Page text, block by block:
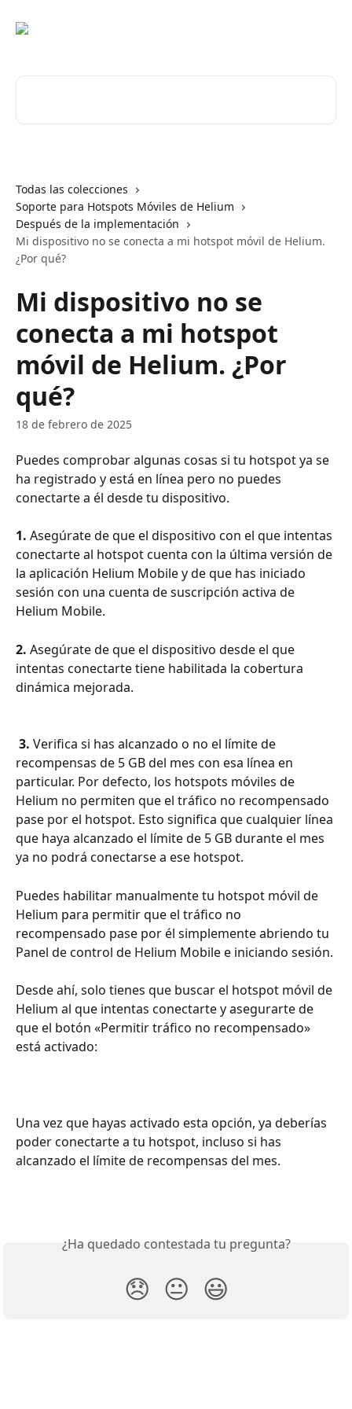
Todas las colecciones
Soporte para Hotspots Móviles de Helium
Después de la implementación
Mi dispositivo no se conecta a mi hotspot móvil de Helium.
¿Por qué?
Mi dispositivo no se
conecta a mi hotspot
móvil de Helium. ¿Por
qué?
18 de febrero de 2025
Puedes comprobar algunas cosas si tu hotspot ya se
ha registrado y está en línea pero no puedes
conectarte a él desde tu dispositivo.
1. Asegúrate de que el dispositivo con el que intentas
conectarte al hotspot cuenta con la última versión de
la aplicación Helium Mobile y de que has iniciado
sesión con una cuenta de suscripción activa de
Helium Mobile.
2. Asegúrate de que el dispositivo desde el que
intentas conectarte tiene habilitada la cobertura
dinámica mejorada.
3. Verifica si has alcanzado o no el límite de
recompensas de 5 GB del mes con esa línea en
particular. Por defecto, los hotspots móviles de
Helium no permiten que el tráfico no recompensado
pase por el hotspot. Esto significa que cualquier línea
que haya alcanzado el límite de 5 GB durante el mes
ya no podrá conectarse a ese hotspot.
Puedes habilitar manualmente tu hotspot móvil de
Helium para permitir que el tráfico no
recompensado pase por él simplemente abriendo tu
Panel de control de Helium Mobile e iniciando sesión.
Desde ahí, solo tienes que buscar el hotspot móvil de
Helium al que intentas conectarte y asegurarte de
que el botón «Permitir tráfico no recompensado»
está activado:
Una vez que hayas activado esta opción, ya deberías
poder conectarte a tu hotspot, incluso si has
alcanzado el límite de recompensas del mes.
¿Ha quedado contestada tu pregunta?
😞 😐 😃